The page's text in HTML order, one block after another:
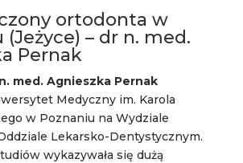
ortodonta w
(Jeżyce) – dr n. med.
Pernak
med. Agnieszka Pernak
Medyczny im. Karola
w Poznaniu na Wydziale
Lekarsko-Dentystycznym.
wykazywała się dużą